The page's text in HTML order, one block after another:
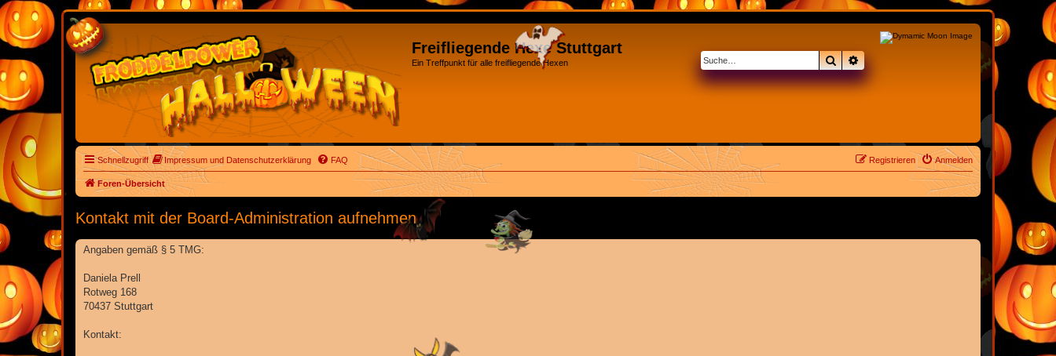
Freifliegende Hexe Stuttgart
Ein Treffpunkt für alle freifliegende Hexen SucheErweiterte Suche
Schnellzugriff Impressum und Datenschutzerklärung FAQ Anmelden
Registrieren
Foren-Übersicht
Kontakt mit der Board-Administration aufnehmen
Angaben gemäß § 5 TMG:
Daniela Prell
Rotweg 168
70437 Stuttgart
Kontakt: